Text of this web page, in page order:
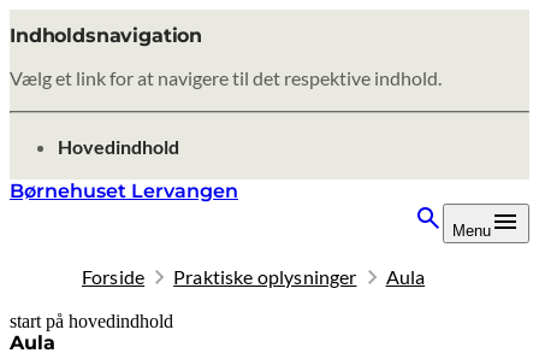
Indholdsnavigation
Vælg et link for at navigere til det respektive indhold.
gå til
Hovedindhold
Børnehuset Lervangen
Menu
Forside Praktiske oplysninger Aula
start på hovedindhold
Aula
senest opdateret 8. oktober 2025